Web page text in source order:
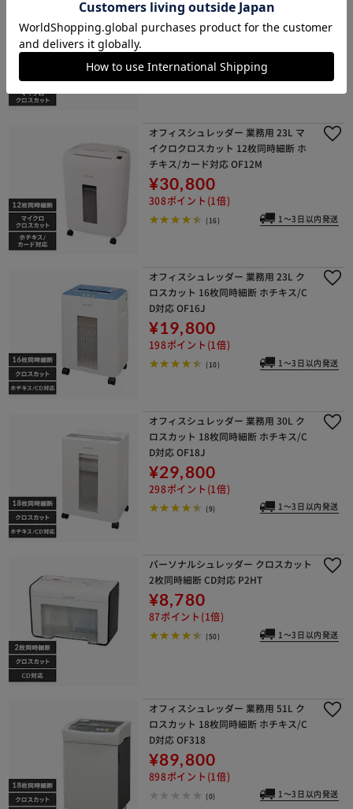
スカット 4枚同時細断 HS4SC
¥8,780
(63)
オフィスシュレッダー 業務用 23L マ
イクロクロスカット 12枚同時細断 ホ
チキス/カード対応 OF12M
¥30,800
308ポイント(1倍)
(16) 1～3日以内発送
オフィスシュレッダー 業務用 23L ク
ロスカット 16枚同時細断 ホチキス/C
D対応 OF16J
¥19,800
198ポイント(1倍)
(10) 1～3日以内発送
オフィスシュレッダー 業務用 30L ク
ロスカット 18枚同時細断 ホチキス/C
D対応 OF18J
¥29,800
298ポイント(1倍)
(9) 1～3日以内発送
パーソナルシュレッダー クロスカット
2枚同時細断 CD対応 P2HT
¥8,780
87ポイント(1倍)
(50) 1～3日以内発送
オフィスシュレッダー 業務用 51L ク
ロスカット 18枚同時細断 ホチキス/C
D対応 OF318
¥89,800
898ポイント(1倍)
(0) 1～3日以内発送